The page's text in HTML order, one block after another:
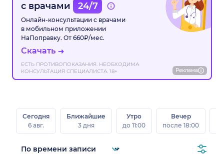
с врачами
24/7
Онлайн-консультации с врачами
в мобильном приложении
НаПоправку. От 660₽/мес.
Скачать
ЕСТЬ ПРОТИВОПОКАЗАНИЯ. НЕОБХОДИМА
КОНСУЛЬТАЦИЯ СПЕЦИАЛИСТА. 18+
Реклама
Сегодня
6 авг.
Ближайшие
3 дня
Утро
до 11:00
Вечер
после 18:00